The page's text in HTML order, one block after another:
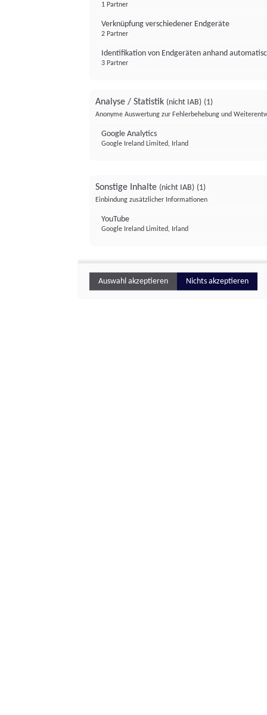
1 Partner
Verknüpfung verschiedener Endgeräte
2 Partner
Identifikation von Endgeräten anhand
3 Partner
Analyse / Statistik (nicht IAB) (1)
Anonyme Auswertung zur Fehlerbehebung und
Google Analytics
Google Ireland Limited, Irland
Sonstige Inhalte (nicht IAB) (1)
Einbindung zusätzlicher Informationen
YouTube
Google Ireland Limited, Irland
Auswahl akzeptieren Nichts akzeptieren